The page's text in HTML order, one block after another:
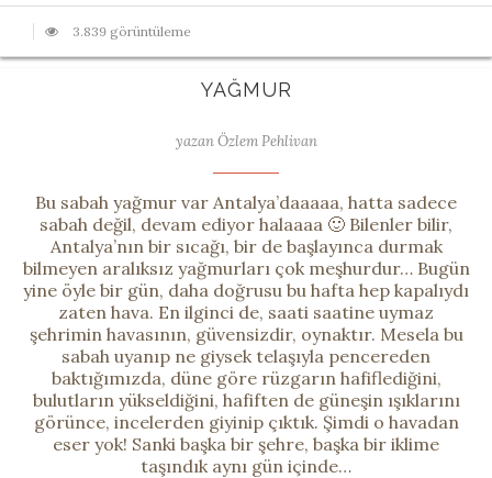
3.839 görüntüleme
YAĞMUR
yazan Özlem Pehlivan
Bu sabah yağmur var Antalya’daaaaa, hatta sadece
sabah değil, devam ediyor halaaaa 🙂 Bilenler bilir,
Antalya’nın bir sıcağı, bir de başlayınca durmak
bilmeyen aralıksız yağmurları çok meşhurdur… Bugün
yine öyle bir gün, daha doğrusu bu hafta hep kapalıydı
zaten hava. En ilginci de, saati saatine uymaz
şehrimin havasının, güvensizdir, oynaktır. Mesela bu
sabah uyanıp ne giysek telaşıyla pencereden
baktığımızda, düne göre rüzgarın hafiflediğini,
bulutların yükseldiğini, hafiften de güneşin ışıklarını
görünce, incelerden giyinip çıktık. Şimdi o havadan
eser yok! Sanki başka bir şehre, başka bir iklime
taşındık aynı gün içinde…